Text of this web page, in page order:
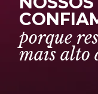
CONFIA
porquere
maisalto